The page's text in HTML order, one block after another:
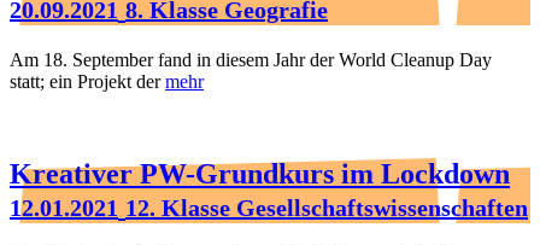
20.09.2021 8. Klasse Geografie
Am 18. September fand in diesem Jahr der World Cleanup Day
statt; ein Projekt dermehr
Kreativer PW-Grundkurs im Lockdown
12.01.2021 12. Klasse Gesellschaftswissenschaften